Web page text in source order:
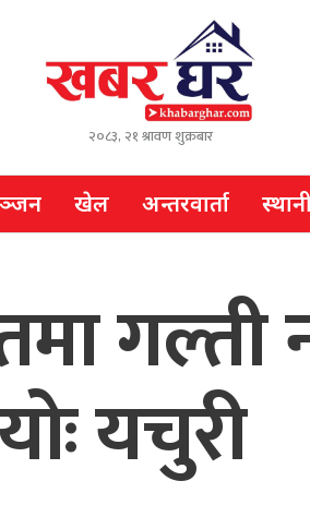
२०८३, २१ श्रावण शुक्रबार
खेल अन्तरवार्ता
यचुरी